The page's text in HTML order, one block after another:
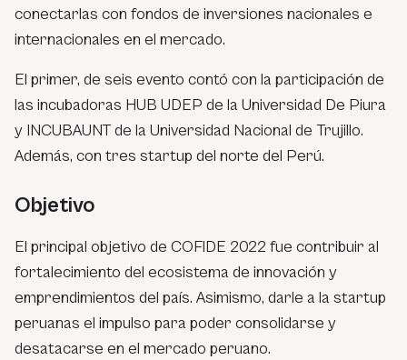
conectarlas con fondos de inversiones nacionales e
internacionales en el mercado.
El primer, de seis evento contó con la participación de
las incubadoras HUB UDEP de la Universidad De Piura
y INCUBAUNT de la Universidad Nacional de Trujillo.
Además, con tres startup del norte del Perú.
Objetivo
El principal objetivo de COFIDE 2022 fue contribuir al
fortalecimiento del ecosistema de innovación y
emprendimientos del país. Asimismo, darle a la startup
peruanas el impulso para poder consolidarse y
desatacarse en el mercado peruano.